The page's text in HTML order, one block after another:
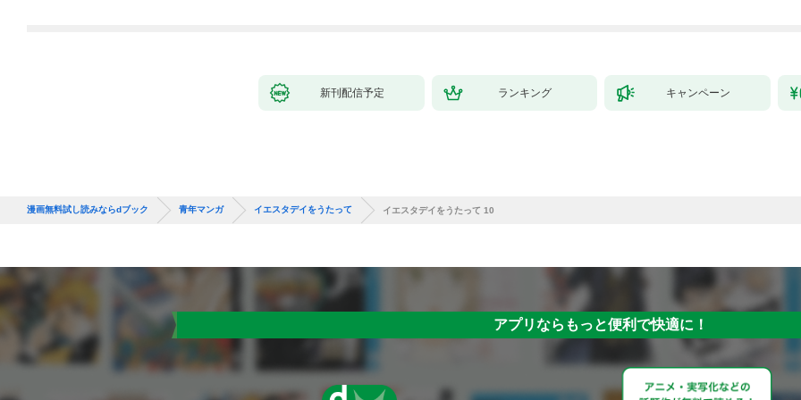
新刊配信予定 ランキング キャンペーン
漫画無料試し読みならdブック 青年マンガ イエスタデイをうたって イエスタデイをうたって 10
アプリならもっと便利で快適に！